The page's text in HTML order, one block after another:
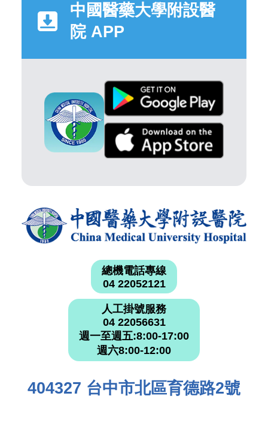
中國醫藥大學附設醫
院 APP
總機電話專線
04 22052121
人工掛號服務
04 22056631
週一至週五:8:00-17:00
週六8:00-12:00
404327 台中市北區育德路2號